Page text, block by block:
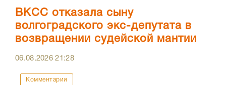
ВКСС отказала сыну
волгоградского экс-депутата в
возвращении судейской мантии
06.08.202621:28
Комментарии